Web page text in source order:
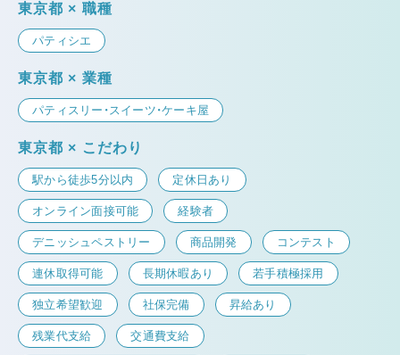
東京都 × 職種
パティシエ
東京都 × 業種
パティスリー・スイーツ・ケーキ屋
東京都 × こだわり
駅から徒歩5分以内 定休日あり
オンライン面接可能 経験者
デニッシュペストリー 商品開発 コンテスト
連休取得可能 長期休暇あり 若手積極採用
独立希望歓迎 社保完備 昇給あり
残業代支給 交通費支給